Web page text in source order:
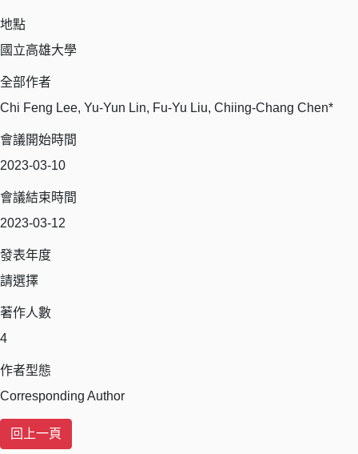
地點
國立高雄大學
全部作者
Chi Feng Lee, Yu-Yun Lin, Fu-Yu Liu, Chiing-Chang Chen*
會議開始時間
2023-03-10
會議結束時間
2023-03-12
發表年度
請選擇
著作人數
4
作者型態
Corresponding Author